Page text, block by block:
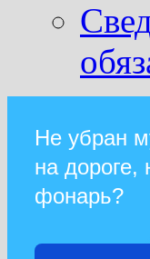
Не убран
на дороге,
фонарь?